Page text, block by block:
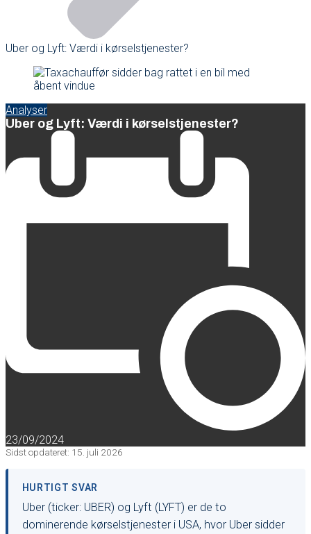
Uber og Lyft: Værdi i kørselstjenester?
Analyser
Uber og Lyft: Værdi i kørselstjenester?
23/09/2024
Sidst opdateret: 15. juli 2026
HURTIGT SVAR
Uber (ticker: UBER) og Lyft (LYFT) er de to
dominerende kørselstjenester i USA, hvor Uber sidder